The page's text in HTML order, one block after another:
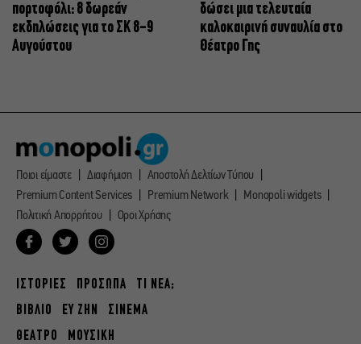
πορτοφόλι: 8 δωρεάν
εκδηλώσεις για το ΣΚ 8-9
Αυγούστου
δώσει μια τελευταία
καλοκαιρινή συναυλία στο
Θέατρο Γης
Ποιοι είμαστε Διαφήμιση
Αποστολή Δελτίων Τύπου
Premium Content Services
Premium Network
Monopoli widgets
Πολιτική Απορρήτου
Οροι Χρήσης
ΙΣΤΟΡΙΕΣ ΠΡΟΣΩΠΑ
ΤΙ ΝΕΑ;
ΒΙΒΛΙΟ
ΕΥ ΖΗΝ
ΣΙΝΕΜΑ
ΘΕΑΤΡΟ
ΜΟΥΣΙΚΗ